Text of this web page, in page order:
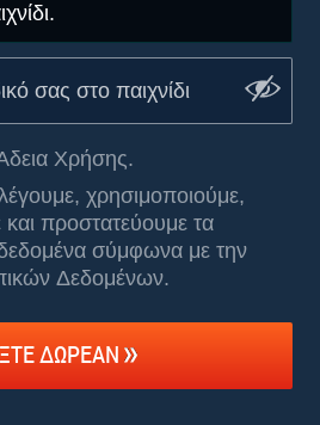
Χρήσης.
χρησιμοποιούμε,
προστατεύουμε τα
σύμφωνα με την
Δεδομένων.
ΔΩΡΕΆΝ